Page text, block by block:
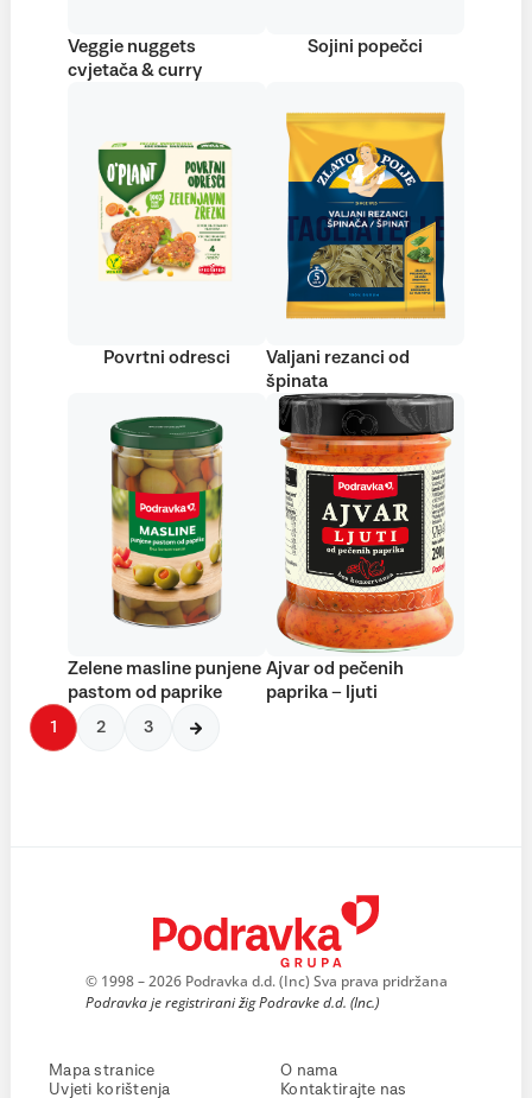
Veggie nuggets
cvjetača & curry
Sojini popečci
Povrtni odresci
Valjani rezanci od
špinata
Zelene masline punjene
pastom od paprike
Ajvar od pečenih
paprika – ljuti
1 2 3
© 1998 – 2026 Podravka d.d. (Inc) Sva prava pridržana
Podravka je registrirani žig Podravke d.d. (Inc.)
Mapa stranice
Uvjeti korištenja
O nama
Kontaktirajte nas